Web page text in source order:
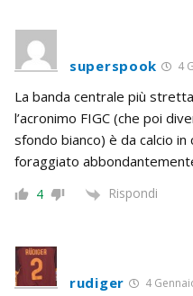
superspook 4
La banda centrale più
l’acronimo FIGC (che poi
sfondo bianco) è da calcio
foraggiato
4 Rispondi
rudiger 4